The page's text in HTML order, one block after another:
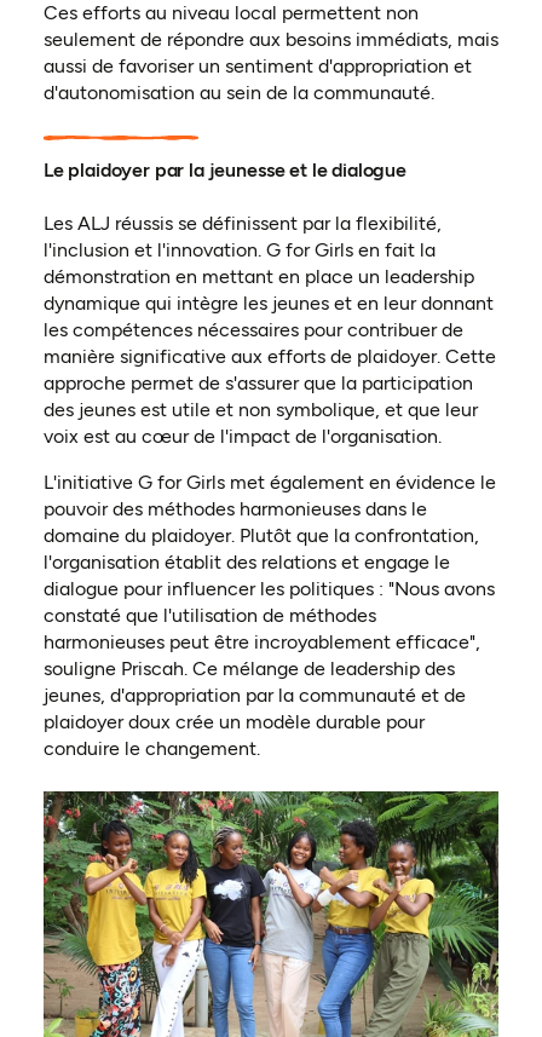
Ces efforts au niveau local permettent non
seulement de répondre aux besoins immédiats, mais
aussi de favoriser un sentiment d'appropriation et
d'autonomisation au sein de la communauté.
Le plaidoyer par la jeunesse et le dialogue
Les ALJ réussis se définissent par la flexibilité,
l'inclusion et l'innovation. G for Girls en fait la
démonstration en mettant en place un leadership
dynamique qui intègre les jeunes et en leur donnant
les compétences nécessaires pour contribuer de
manière significative aux efforts de plaidoyer. Cette
approche permet de s'assurer que la participation
des jeunes est utile et non symbolique, et que leur
voix est au cœur de l'impact de l'organisation.
L'initiative G for Girls met également en évidence le
pouvoir des méthodes harmonieuses dans le
domaine du plaidoyer. Plutôt que la confrontation,
l'organisation établit des relations et engage le
dialogue pour influencer les politiques : "Nous avons
constaté que l'utilisation de méthodes
harmonieuses peut être incroyablement efficace",
souligne Priscah. Ce mélange de leadership des
jeunes, d'appropriation par la communauté et de
plaidoyer doux crée un modèle durable pour
conduire le changement.